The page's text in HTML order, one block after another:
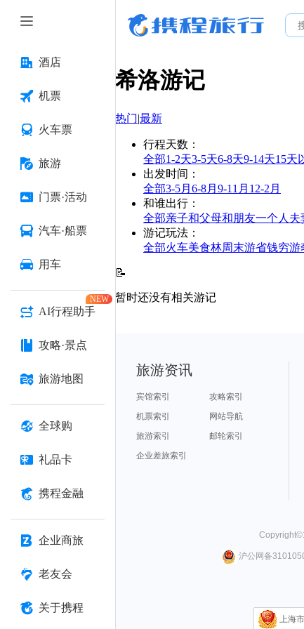
酒店
机票
火车票
旅游
门票·活动
汽车·船票
用车
AI行程助手
NEW
攻略·景点
旅游地图
全球购
礼品卡
携程金融
企业商旅
老友会
关于携程
希洛游记
热门|最新
行程天数 ：
全部1-2天3-5天6-8天9-14天15天
出发时间 ：
全部3-5月 6-8月 9-11月 12-2月
和谁出行 ：
全部亲子和父母和朋友一个人 夫
游记玩法 ：
全部火车美食林周末游省钱穷游
📝
暂时还没有相关游记
旅游资讯
宾馆索引
攻略索引
机票索引
网站导航
旅游索引
邮轮索引
企业差旅索引
Copyright©
沪公网备
上海